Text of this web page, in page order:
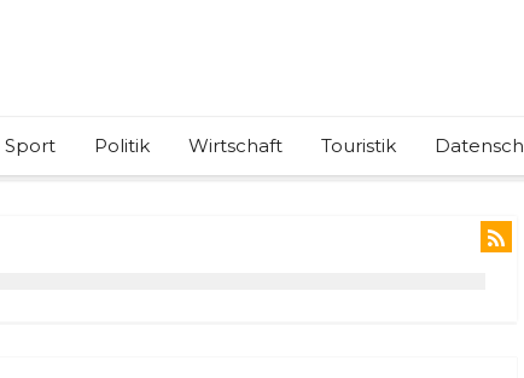
Sport Politik Wirtschaft Touristik